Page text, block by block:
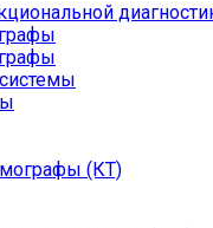
(КТ)